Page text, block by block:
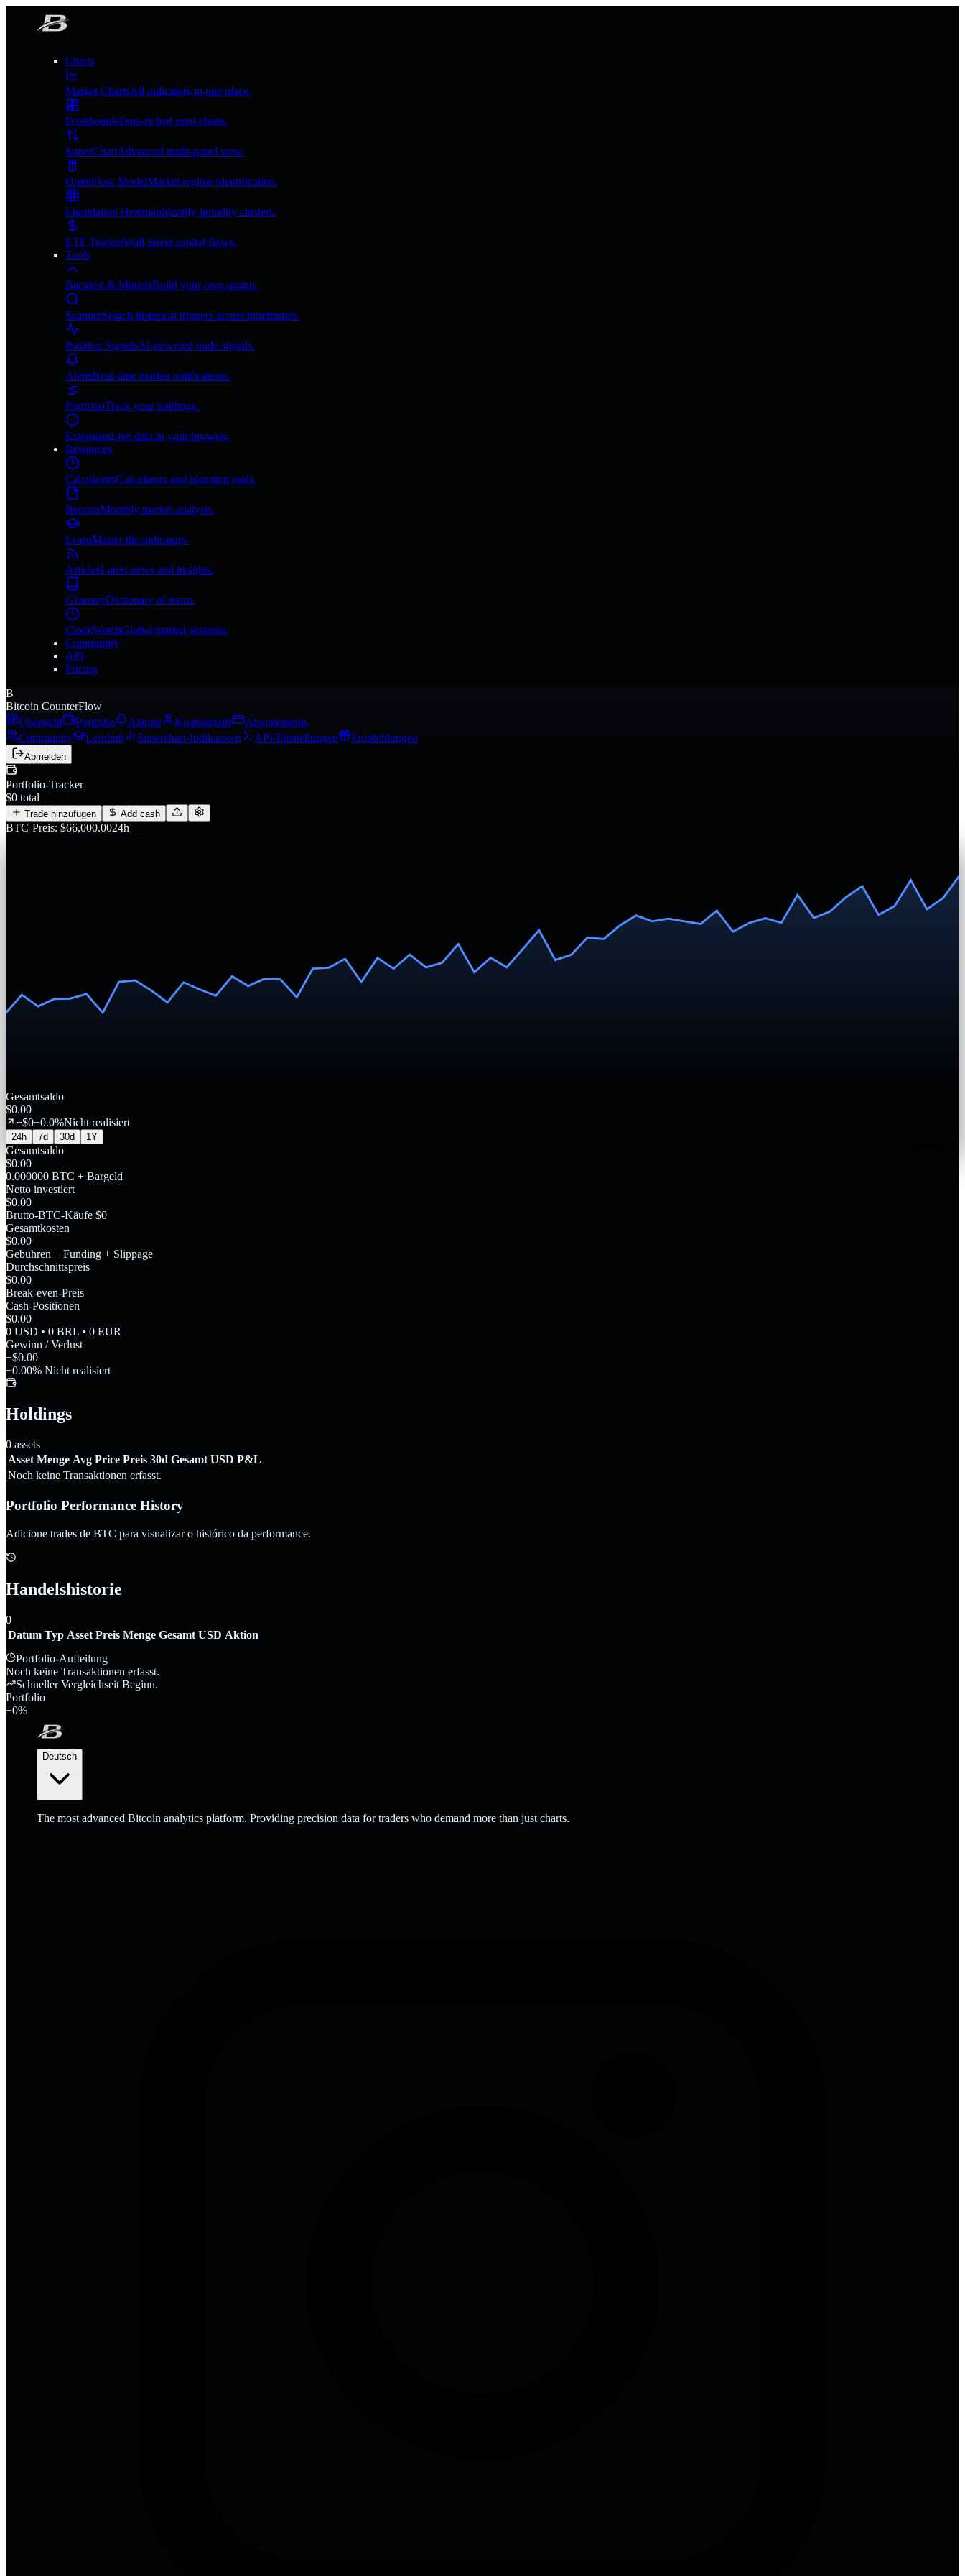
Charts
Market ChartsAll indicators in one place.
DashboardsData-riched mini-charts.
SuperChartAdvanced multi-panel view.
OmniFlow ModelMarket regime identification.
Liquidation HeatmapIdentify liquidity clusters.
ETF TrackerWall Street capital flows.
Tools
Backtest & ModelsBuild your own quants.
ScannerSearch historical triggers across timeframes.
Position SignalsAI-powered trade signals.
AlertsReal-time market notifications.
PortfolioTrack your holdings.
ExtensionLive data in your browser.
Resources
CalculatorsCalculators and planning tools.
ReportsMonthly market analysis.
LearnMaster the indicators.
ArticlesLatest news and insights.
GlossaryDictionary of terms.
ClockWatchGlobal market sessions.
Community
API
Pricing
B
Bitcoin CounterFlow
Übersicht
Portfolio Alarme Kontodetails
Abonnements
Community
Lernhub Superchart-Indikatoren API-Einstellungen Empfehlungen
Abmelden
Portfolio-Tracker
$0 total
Trade hinzufügen Add cash
BTC-Preis: $66,000.0024h —
Gesamtsaldo
$0.00
+$0+0.0%Nicht realisiert
24h 7d 30d 1Y
Gesamtsaldo
$0.00
0.000000 BTC + Bargeld
Netto investiert
$0.00
Brutto-BTC-Käufe $0
Gesamtkosten
$0.00
Gebühren + Funding + Slippage
Durchschnittspreis
$0.00
Break-even-Preis
Cash-Positionen
$0.00
0 USD • 0 BRL • 0 EUR
Gewinn / Verlust
+$0.00
+0.00% Nicht realisiert
Holdings
0 assets
Asset Menge Avg Price Preis 30d Gesamt USD P&L
Noch keine Transaktionen erfasst.
Portfolio Performance History
Adicione trades de BTC para visualizar o histórico da performance.
Handelshistorie
0
Datum Typ Asset Preis Menge Gesamt USD Aktion
Portfolio-Aufteilung
Noch keine Transaktionen erfasst.
Schneller Vergleichseit Beginn.
Portfolio
+0%
Deutsch
The most advanced Bitcoin analytics platform. Providing precision data for traders who demand more than just charts.